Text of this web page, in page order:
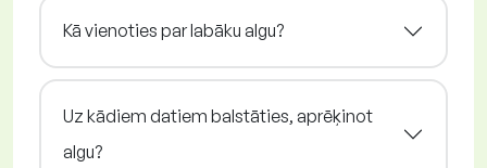
Kā vienoties par labāku algu?
Uz kādiem datiem balstāties, aprēķinot
algu?